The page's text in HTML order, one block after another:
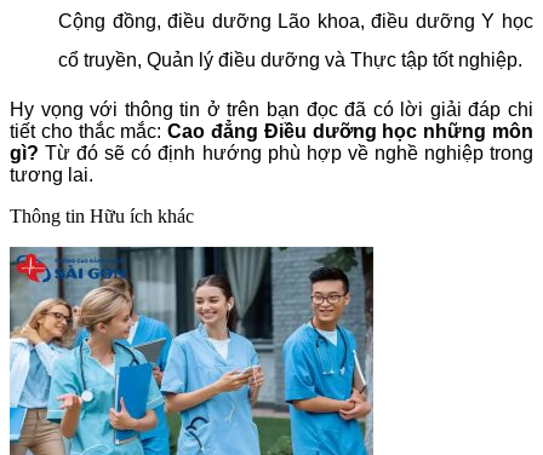
Cộng đồng, điều dưỡng Lão khoa, điều dưỡng Y học
cổ truyền, Quản lý điều dưỡng và Thực tập tốt nghiệp.
Hy vọng với thông tin ở trên bạn đọc đã có lời giải đáp chi
tiết cho thắc mắc:Cao đẳng Điều dưỡng học những môn
gì? Từ đó sẽ có định hướng phù hợp về nghề nghiệp trong
tương lai.
Thông tin Hữu ích khác